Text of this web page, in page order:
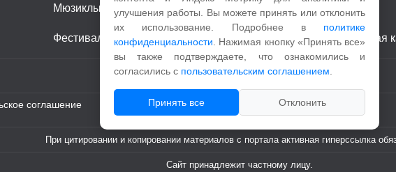
Мюзиклы
Фестивали Пушкинская
соглашение
При цитировании и копировании материалов с портала активная гиперссылка
Сайт принадлежит частному лицу.
улучшения работы. Вы можете принять или отклонить
их использование. Подробнее в политике
конфиденциальности . Нажимая кнопку «Принять все»
вы также подтверждаете, что ознакомились и
согласились с пользовательским соглашением
Принять все Отклонить